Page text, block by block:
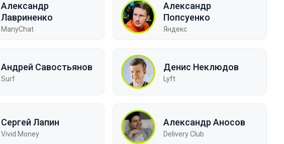
Александр
Лавриненко
ManyChat
Александр
Попсуенко
Яндекс
Андрей Савостьянов
Surf
Денис Неклюдов
Lyft
Сергей Лапин
Vivid Money
Александр Аносов
Delivery Club